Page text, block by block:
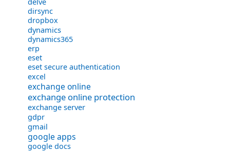
dirsync
dropbox
dynamics
dynamics365
erp
eset
eset secure authentication
excel
exchange online
exchange online protection
exchange server
gdpr
gmail
google apps
google docs